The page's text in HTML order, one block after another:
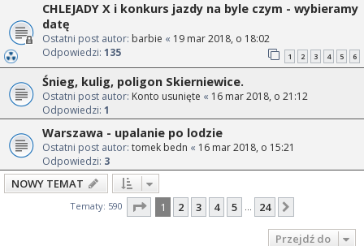
CHLEJADY X i konkurs jazdy na byle czym - wybieramy
datę
Ostatni post autor: barbie « 19 mar 2018, o 18:02
Odpowiedzi: 135 1 2 3 4 5 6
Śnieg, kulig, poligon Skierniewice.
Ostatni post autor: Konto usunięte « 16 mar 2018, o 21:12
Odpowiedzi: 1
Warszawa - upalanie po lodzie
Ostatni post autor: tomek bedn « 16 mar 2018, o 15:21
Odpowiedzi: 3
NOWY TEMAT
Tematy: 590 Strona z24
1 2 3 4 5 … 24
Przejdź do